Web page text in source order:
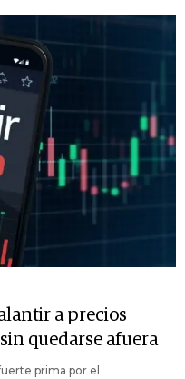
a precios
quedarse afuera
prima por el